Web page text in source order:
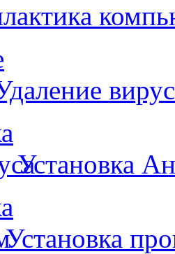
Установка
Установка